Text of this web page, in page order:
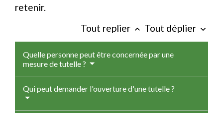
retenir.
Tout replier keyboard_arrow_up Tout déplier keyboard_arrow_down
Quelle personne peut être concernée par une
mesure de tutelle ?
Qui peut demander l'ouverture d'une tutelle ?